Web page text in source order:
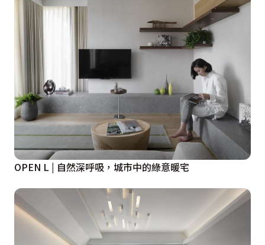
OPEN L | 自然深呼吸，城市中的綠意暖宅